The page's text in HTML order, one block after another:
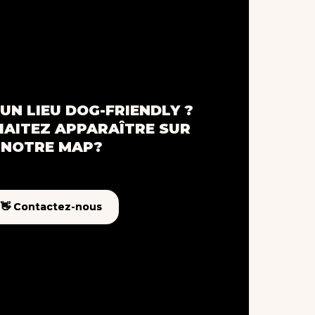
LIEU DOG-FRIENDLY ?
APPARAÎTRE SUR
NOTRE MAP?
👋 Contactez-nous
👋 Contactez-nous